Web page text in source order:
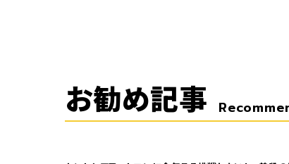
お勧め記事